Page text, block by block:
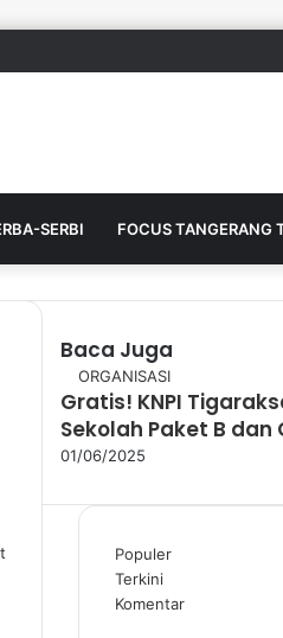
SERBI FOCUS TANGERANG
Baca Juga
l
o
s
ORGANISASI
Gratis! KNPI
Sekolah Paket B dan
01/06/2025
Populer
Terkini
Komentar